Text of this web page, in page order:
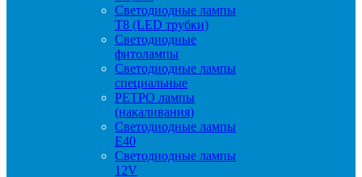
Светодиодные лампы
Т8 (LED трубки)
Светодиодные
фитолампы
Светодиодные лампы
специальные
РЕТРО лампы
(накаливания)
Светодиодные лампы
E40
Светодиодные лампы
12V